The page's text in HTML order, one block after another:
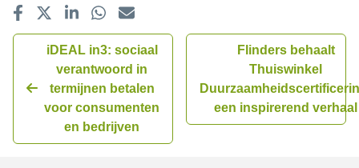
Delen op Facebook
TweetDelen op LinkedIn
Delen op WhatsApp
E-mailadres
iDEAL in3: sociaal
verantwoord in
termijnen betalen
voor consumenten
en bedrijven
Flinders behaalt
Thuiswinkel
een inspirerend verhaal